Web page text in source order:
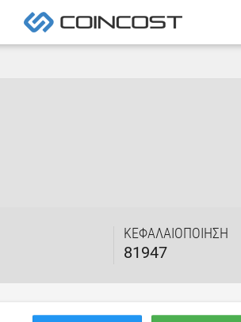
ΚΕΦΑΛΑΙΟΠΟΊΗΣΗ
81947